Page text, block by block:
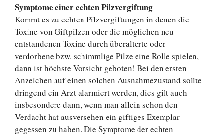
Symptome einer echten Pilzvergiftung
Kommt es zu echten Pilzvergiftungen in denen die
Toxine von Giftpilzen oder die möglichen neu
entstandenen Toxine durch überalterte oder
verdorbene bzw. schimmlige Pilze eine Rolle spielen,
dann ist höchste Vorsicht geboten! Bei den ersten
Anzeichen auf einen solchen Ausnahmezustand sollte
dringend ein Arzt alarmiert werden, dies gilt auch
insbesondere dann, wenn man allein schon den
Verdacht hat ausversehen ein giftiges Exemplar
gegessen zu haben. Die Symptome der echten